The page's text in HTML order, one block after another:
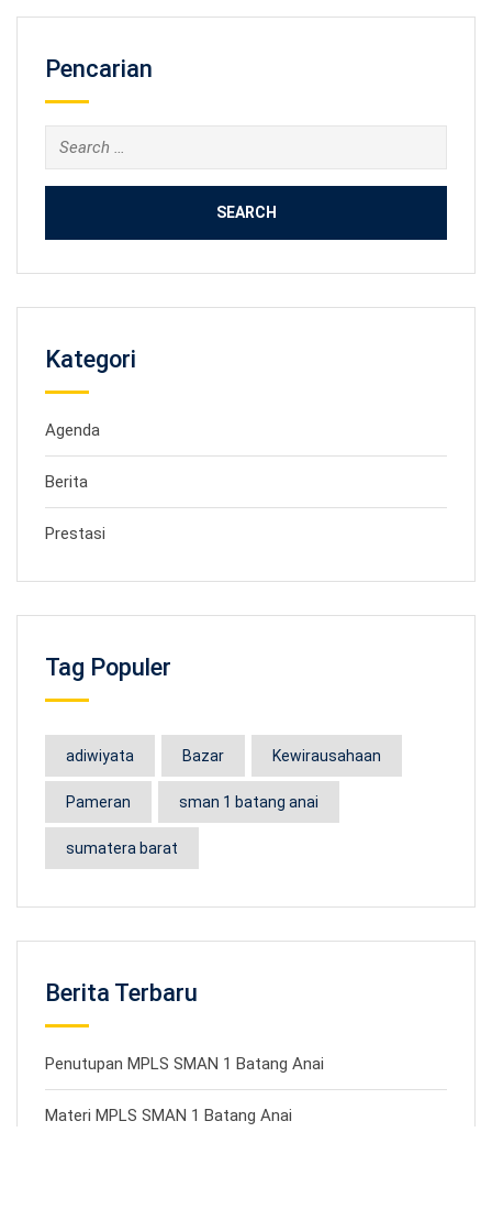
Pencarian
Search
for:
Kategori
Agenda
Berita
Prestasi
Tag Populer
adiwiyata Bazar Kewirausahaan
Pameran sman 1 batang anai
sumatera barat
Berita Terbaru
Penutupan MPLS SMAN 1 Batang Anai
Materi MPLS SMAN 1 Batang Anai